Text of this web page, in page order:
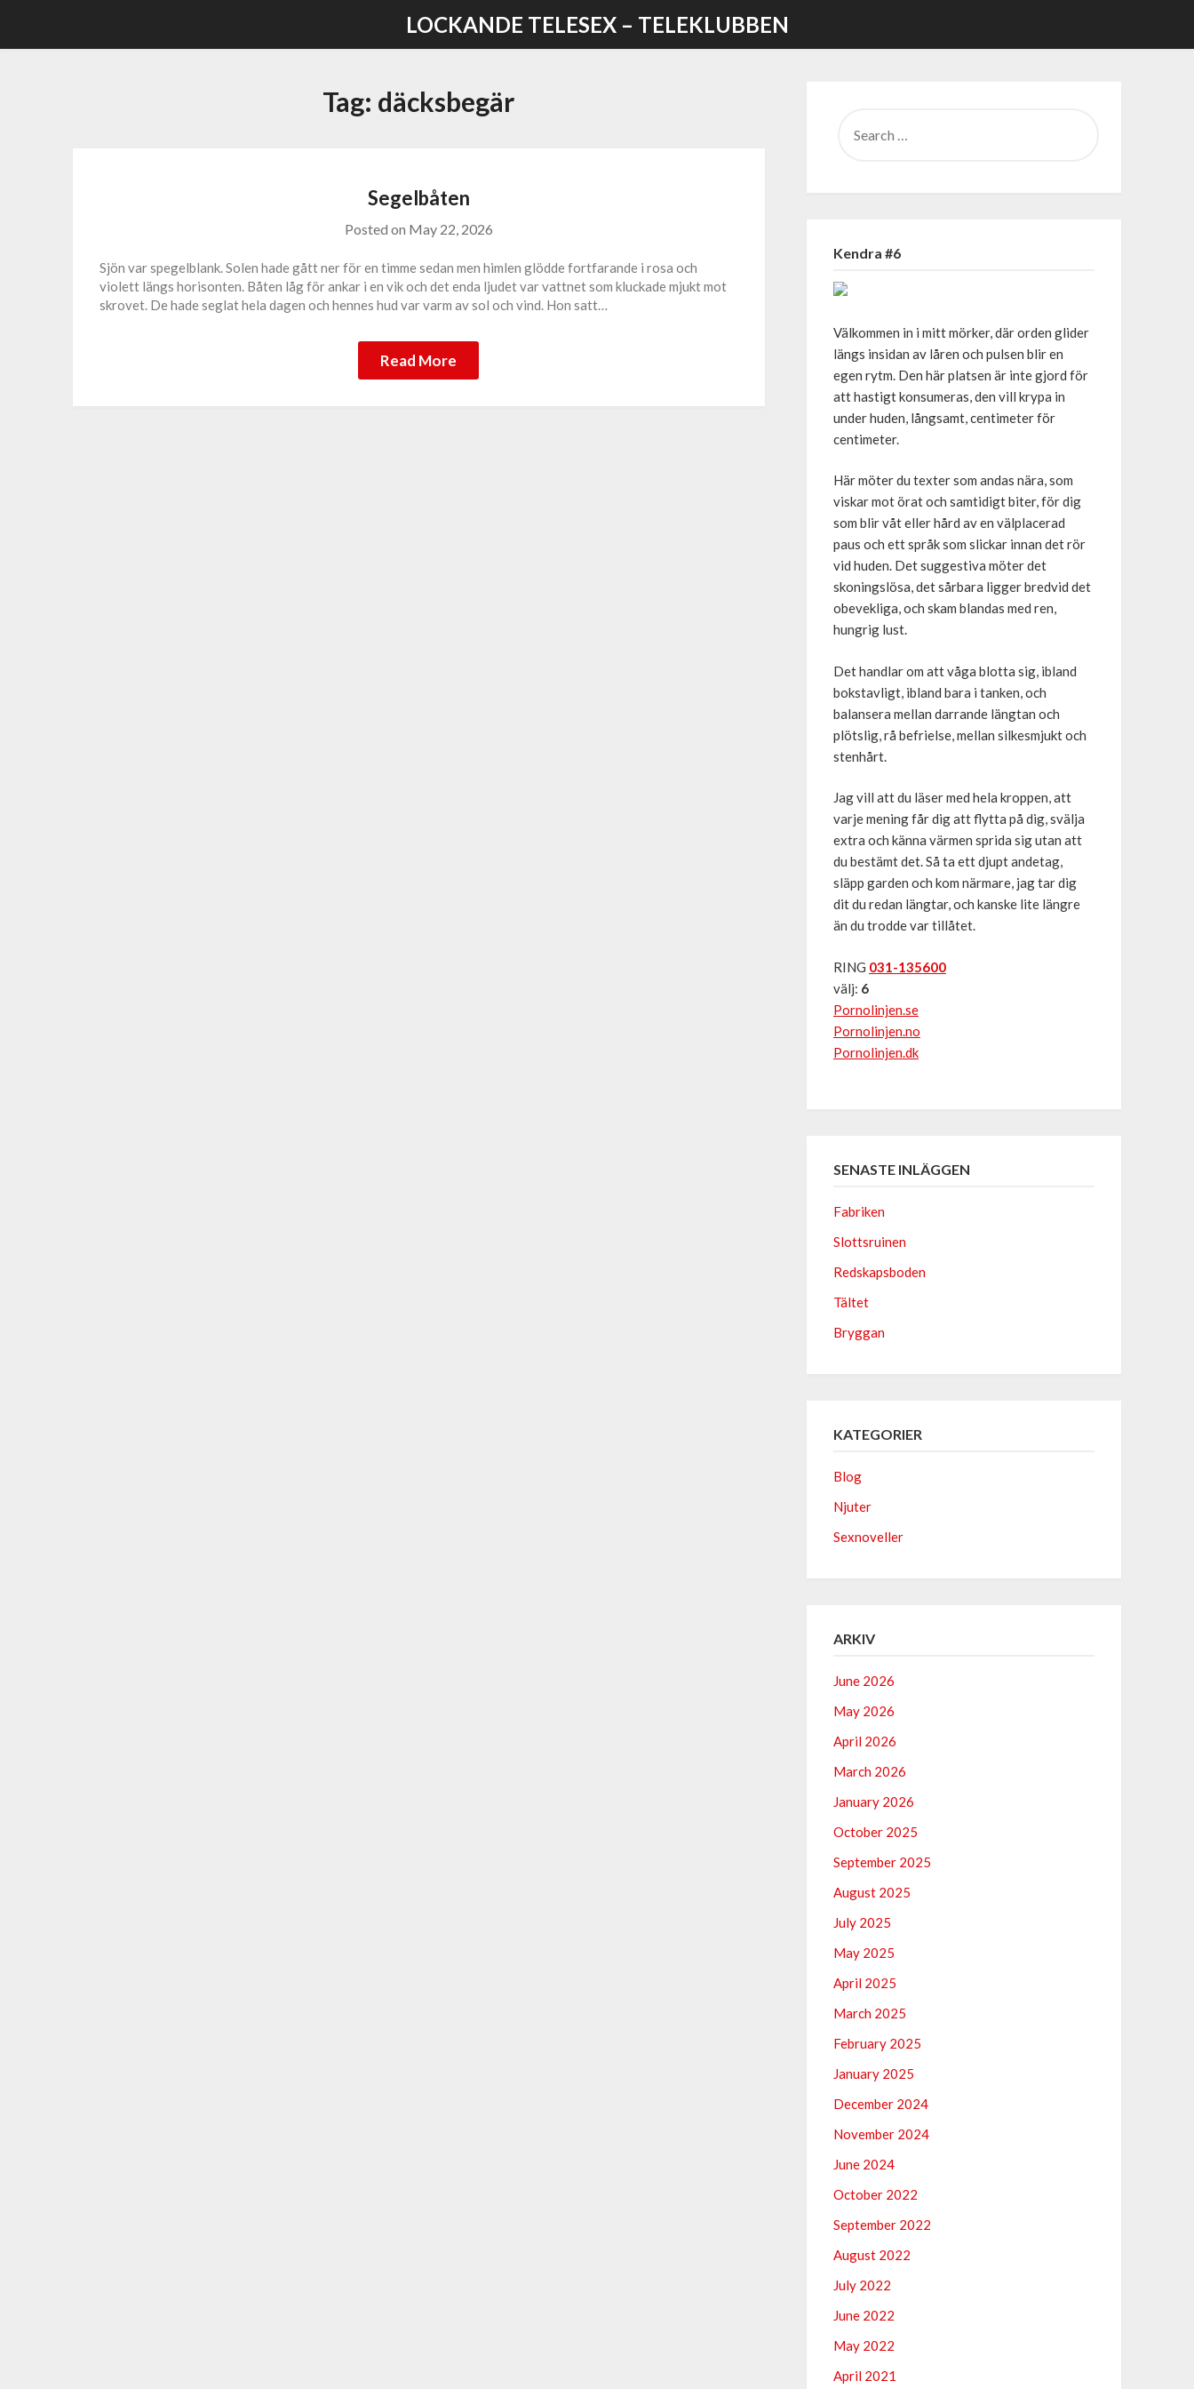
LOCKANDE TELESEX – TELEKLUBBEN
Tag: däcksbegär
Segelbåten
Posted on May 22, 2026
Sjön var spegelblank. Solen hade gått ner för en timme sedan men himlen glödde fortfarande i rosa och
violett längs horisonten. Båten låg för ankar i en vik och det enda ljudet var vattnet som kluckade mjukt mot
skrovet. De hade seglat hela dagen och hennes hud var varm av sol och vind. Hon satt…
Read More
FOR:
Kendra #6
Välkommen in i mitt mörker, där orden glider
längs insidan av låren och pulsen blir en
egen rytm. Den här platsen är inte gjord för
att hastigt konsumeras, den vill krypa in
under huden, långsamt, centimeter för
centimeter.
Här möter du texter som andas nära, som
viskar mot örat och samtidigt biter, för dig
som blir våt eller hård av en välplacerad
paus och ett språk som slickar innan det rör
vid huden. Det suggestiva möter det
skoningslösa, det sårbara ligger bredvid det
obevekliga, och skam blandas med ren,
hungrig lust.
Det handlar om att våga blotta sig, ibland
bokstavligt, ibland bara i tanken, och
balansera mellan darrande längtan och
plötslig, rå befrielse, mellan silkesmjukt och
stenhårt.
Jag vill att du läser med hela kroppen, att
varje mening får dig att flytta på dig, svälja
extra och känna värmen sprida sig utan att
du bestämt det. Så ta ett djupt andetag,
släpp garden och kom närmare, jag tar dig
dit du redan längtar, och kanske lite längre
än du trodde var tillåtet.
RING 031-135600
välj: 6
Pornolinjen.se
Pornolinjen.no
Pornolinjen.dk
SENASTE INLÄGGEN
Fabriken
Slottsruinen
Redskapsboden
Tältet
Bryggan
KATEGORIER
Blog
Njuter
Sexnoveller
ARKIV
June 2026
May 2026
April 2026
March 2026
January 2026
October 2025
September 2025
August 2025
July 2025
May 2025
April 2025
March 2025
February 2025
January 2025
December 2024
November 2024
June 2024
October 2022
September 2022
August 2022
July 2022
June 2022
May 2022
April 2021